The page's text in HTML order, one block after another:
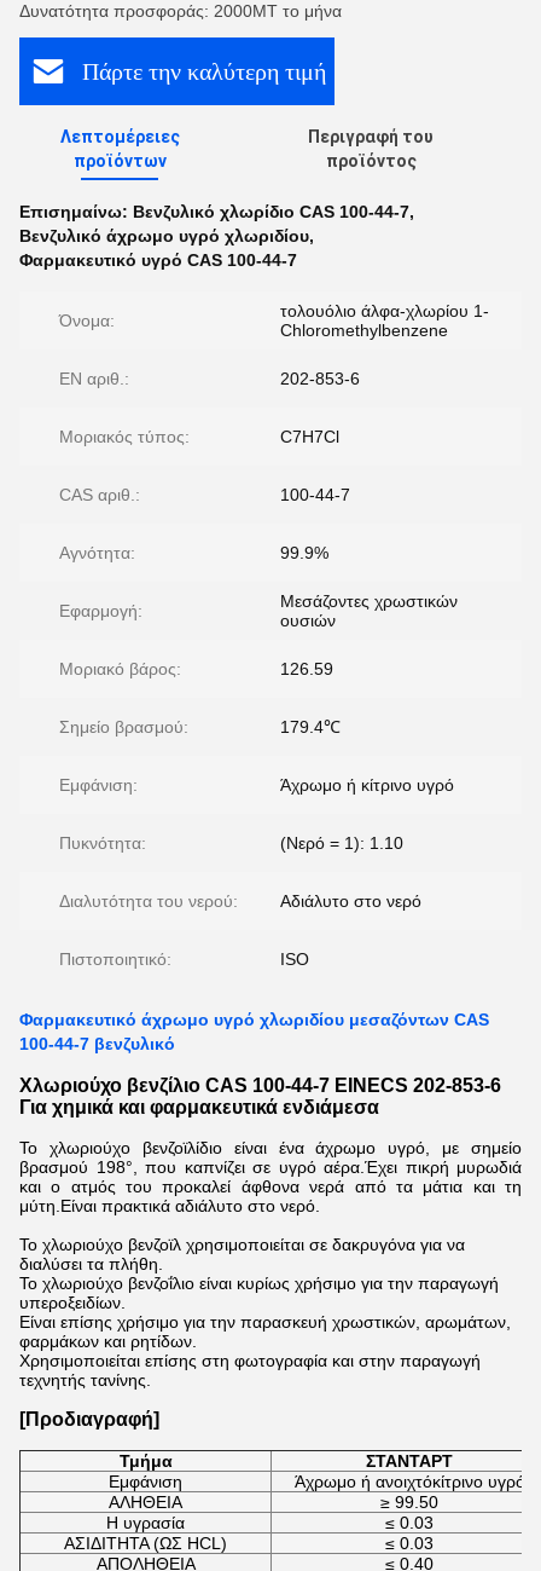
Δυνατότητα προσφοράς: 2000MT το μήνα
Πάρτε την καλύτερη τιμή
Λεπτομέρειες
προϊόντων
Περιγραφή του
προϊόντος
Επισημαίνω: Βενζυλικό χλωρίδιο CAS 100-44-7,
Βενζυλικό άχρωμο υγρό χλωριδίου,
Φαρμακευτικό υγρό CAS 100-44-7
Όνομα:
τολουόλιο άλφα-χλωρίου 1-
Chloromethylbenzene
EN αριθ.: 202-853-6
Μοριακός τύπος: C7H7Cl
CAS αριθ.: 100-44-7
Αγνότητα: 99.9%
Εφαρμογή:
Μεσάζοντες χρωστικών
ουσιών
Μοριακό βάρος: 126.59
Σημείο βρασμού: 179.4℃
Εμφάνιση: Άχρωμο ή κίτρινο υγρό
Πυκνότητα: (Νερό = 1): 1.10
Διαλυτότητα του νερού: Αδιάλυτο στο νερό
Πιστοποιητικό: ISO
Φαρμακευτικό άχρωμο υγρό χλωριδίου μεσαζόντων CAS
100-44-7 βενζυλικό
Χλωριούχο βενζίλιο CAS 100-44-7 EINECS 202-853-6
Για χημικά και φαρμακευτικά ενδιάμεσα
Το χλωριούχο βενζοϊλίδιο είναι ένα άχρωμο υγρό, με σημείο
βρασμού 198°, που καπνίζει σε υγρό αέρα.Έχει πικρή μυρωδιά
και ο ατμός του προκαλεί άφθονα νερά από τα μάτια και τη
μύτη.Είναι πρακτικά αδιάλυτο στο νερό.
Το χλωριούχο βενζοϊλ χρησιμοποιείται σε δακρυγόνα για να
διαλύσει τα πλήθη.
Το χλωριούχο βενζοΐλιο είναι κυρίως χρήσιμο για την παραγωγή
υπεροξειδίων.
Είναι επίσης χρήσιμο για την παρασκευή χρωστικών, αρωμάτων,
φαρμάκων και ρητίδων.
Χρησιμοποιείται επίσης στη φωτογραφία και στην παραγωγή
τεχνητής τανίνης.
[Προδιαγραφή]
Τμήμα
ΣΤΑΝΤΑΡΤ
Εμφάνιση
Άχρωμο ή ανοιχτόκίτρινο υγρό
ΑΛΗΘΕΙΑ
≥ 99.50
Η υγρασία
≤ 0.03
ΑΣΙΔΙΤΗΤΑ (ΩΣ HCL)
≤ 0.03
ΑΠΟΛΗΘΕΙΑ
≤ 0.40